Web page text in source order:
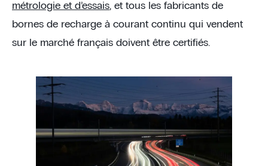
métrologie et d’essais, et tous les fabricants de
bornes de recharge à courant continu qui vendent
sur le marché français doivent être certifiés.